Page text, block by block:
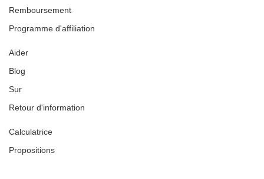
Remboursement
Programme d'affiliation
Aider
Blog
Sur
Retour d'information
Calculatrice
Propositions